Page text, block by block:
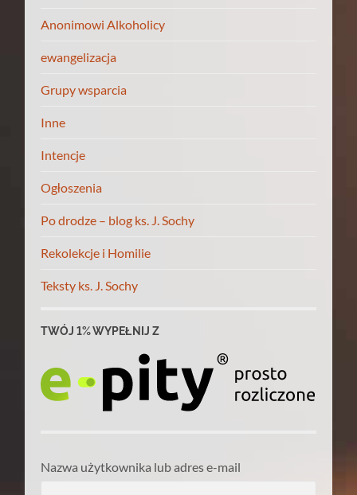
Anonimowi Alkoholicy
ewangelizacja
Grupy wsparcia
Inne
Intencje
Ogłoszenia
Po drodze – blog ks. J. Sochy
Rekolekcje i Homilie
Teksty ks. J. Sochy
TWÓJ 1% WYPEŁNIJ Z
Nazwa użytkownika lub adres e-mail